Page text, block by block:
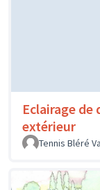
Eclairage
extérieur
Tennis Bléré